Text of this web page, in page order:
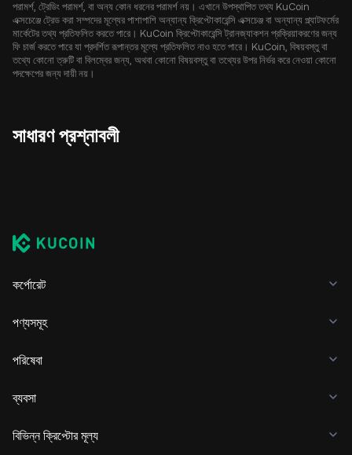
পরামর্শ, ট্রেডিং পরামর্শ, বা অন্য কোন ধরনের পরামর্শ নয়। এখানে উপস্থাপিত তথ্য KuCoin
এক্সচেঞ্জে ট্রেড করা সম্পদের মূল্যের পাশাপাশি অন্যান্য ক্রিপ্টোকারেন্সি এক্সচেঞ্জ বা অন্যান্য প্ল্যাটফর্মের
মার্কেটের তথ্য প্রতিফলিত করতে পারে। KuCoin ক্রিপ্টোকারেন্সি ট্রানজ্যাকশন প্রক্রিয়াকরণের জন্য
ফি চার্জ করতে পারে যা প্রদর্শিত রূপান্তর মূল্যে প্রতিফলিত নাও হতে পারে। KuCoin, বিষয়বস্তু বা
তথ্যে কোনো ত্রুটি বা বিলম্বের জন্য, অথবা কোনো বিষয়বস্তু বা তথ্যের উপর নির্ভর করে নেওয়া কোনো
পদক্ষেপের জন্য দায়ী নয়।
সাধারণ প্রশ্নাবলী
কর্পোরেট
পণ্যসমূহ
পরিষেবা
ব্যবসা
বিভিন্ন ক্রিপ্টোর মূল্য